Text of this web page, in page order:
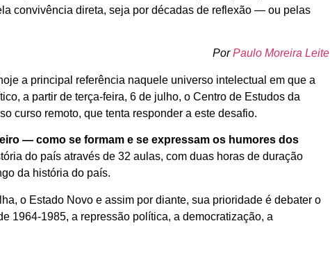
convivência direta, seja por décadas de reflexão — ou pelas
PorPaulo Moreira Leite
a principal referência naquele universo intelectual em que a
a partir de terça-feira, 6 de julho, o Centro de Estudos da
curso remoto, que tenta responder a este desafio.
— como se formam e se expressam os humores dos
do país através de 32 aulas, com duas horas de duração
da história do país.
o Estado Novo e assim por diante, sua prioridade é debater o
1964-1985, a repressão política, a democratização, a